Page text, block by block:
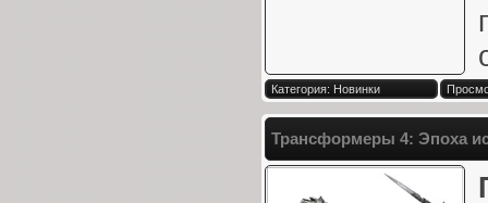
Категория: Новинки
Трансформеры 4: Эпоха